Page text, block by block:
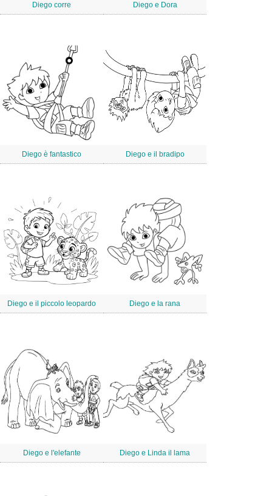
Diego corre Diego e Dora
Diego è fantastico Diego e il bradipo
Diego e il piccolo leopardo Diego e la rana
Diego e l'elefante Diego e Linda il lama